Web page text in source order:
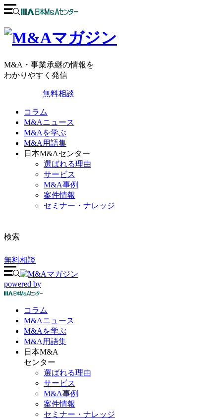
M&A・事業承継の情報を
わかりやすく発信
無料相談
コラム
M&Aニュース
M&Aを学ぶ
M&A用語集
日本M&Aセンター
選ばれる理由
サービス
M&A事例
案件情報
セミナー・ナレッジ
検索
無料相談
powered by
コラム
M&Aニュース
M&Aを学ぶ
M&A 用語集
日本M&A
センター
選ばれる理由
サービス
M&A事例
案件情報
セミナー・ナレッジ